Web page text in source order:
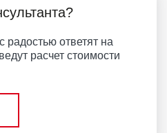
ответят на
расчет стоимости